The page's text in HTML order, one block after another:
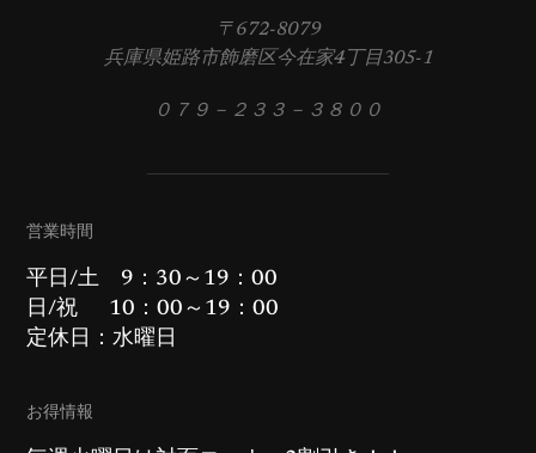
〒672-8079
兵庫県姫路市飾磨区今在家4丁目305-1
０７９－２３３－３８００
営業時間
平日/土 9：30～19：00
日/祝 10：00～19：00
定休日：水曜日
お得情報